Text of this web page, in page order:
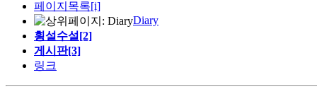
페이지목록[i]
Diary
횡설수설[2]
게시판[3]
링크